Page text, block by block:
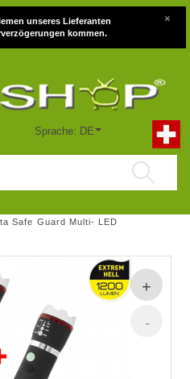
unseres Lieferanten
kommen.
×
Sprache: DE
Safe Guard Multi- LED